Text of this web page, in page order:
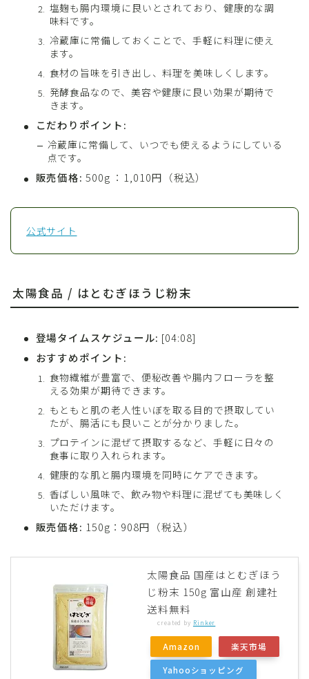
塩麹も腸内環境に良いとされており、健康的な調
味料です。
冷蔵庫に常備しておくことで、手軽に料理に使え
ます。
食材の旨味を引き出し、料理を美味しくします。
発酵食品なので、美容や健康に良い効果が期待で
きます。
こだわりポイント:
冷蔵庫に常備して、いつでも使えるようにしている
点です。
販売価格: 500g ：1,010円（税込）
公式サイト
太陽食品 / はとむぎほうじ粉末
登場タイムスケジュール: [04:08]
おすすめポイント:
食物繊維が豊富で、便秘改善や腸内フローラを整
える効果が期待できます。
もともと肌の老人性いぼを取る目的で摂取してい
たが、腸活にも良いことが分かりました。
プロテインに混ぜて摂取するなど、手軽に日々の
食事に取り入れられます。
健康的な肌と腸内環境を同時にケアできます。
香ばしい風味で、飲み物や料理に混ぜても美味しく
いただけます。
販売価格: 150g：908円（税込）
太陽食品 国産はとむぎほう
じ粉末 150g 富山産 創建社
送料無料
created by Rinker
Amazon 楽天市場
Yahooショッピング